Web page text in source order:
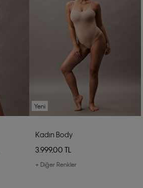
Yeni
Kadın Body
3.999,00 TL
+ Diğer Renkler